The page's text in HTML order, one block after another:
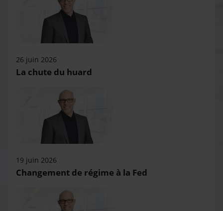
26 juin 2026
La chute du huard
19 juin 2026
Changement de régime à la Fed